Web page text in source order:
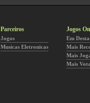
Parceiros
Jogos
Musicas Eletronicas
Jogos
Em
Mais
Mais
Mais